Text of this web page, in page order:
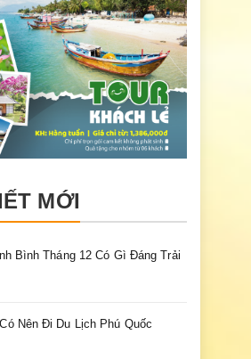
MỚI
Bình Tháng 12 Có Gì Đáng Trải
Nên Đi Du Lịch Phú Quốc